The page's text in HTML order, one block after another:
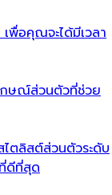
พื่อคุณจะได้มีเวลา
ษณ์ส่วนตัวที่ช่วย
ตลิสต์ส่วนตัวระดับ
ดีที่สุด